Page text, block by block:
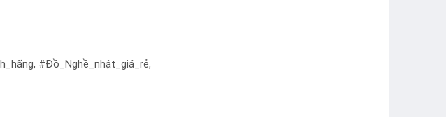
#Đồ_Nghề_nhật_giá_rẻ,